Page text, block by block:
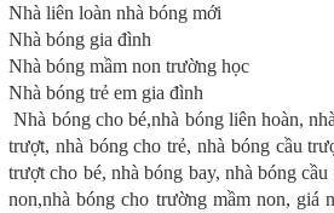
Nhà liên loàn nhà bóng mới
Nhà bóng gia đình
Nhà bóng mầm non trường học
Nhà bóng trẻ em gia đình
Nhà bóng cho bé,nhà bóng liên hoàn,
trượt, nhà bóng cho trẻ, nhà bóng cầu
trượt cho bé, nhà bóng bay, nhà bóng
non,nhà bóng cho trường mầm non, giá